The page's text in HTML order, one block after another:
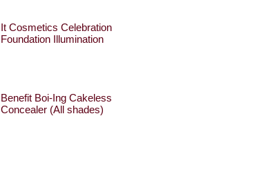
It Cosmetics Celebration
Foundation Illumination
Benefit Boi-Ing Cakeless
Concealer (All shades)